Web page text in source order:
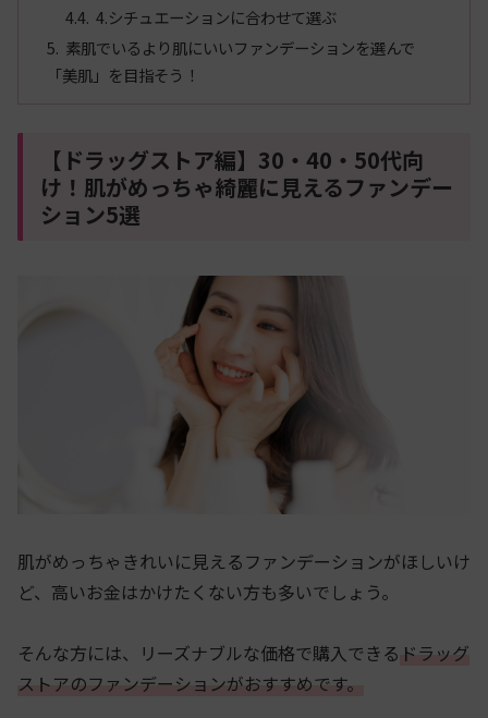
4.シチュエーションに合わせて選ぶ
素肌でいるより肌にいいファンデーションを選んで
「美肌」を目指そう！
【ドラッグストア編】30・40・50代向
け！肌がめっちゃ綺麗に見えるファンデー
ション5選
肌がめっちゃきれいに見えるファンデーションがほしいけ
ど、高いお金はかけたくない方も多いでしょう。
そんな方には、リーズナブルな価格で購入できる ドラッグ
ストアのファンデーションがおすすめです。